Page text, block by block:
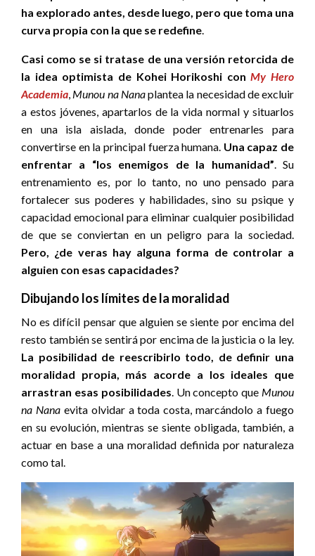
ha explorado antes, desde luego, pero que toma una
curva propia con la que se redefine.
Casi como se si tratase de una versión retorcida de
la idea optimista de Kohei Horikoshi conMy Hero
Academia, Munou na Nanaplantea la necesidad de excluir
a estos jóvenes, apartarlos de la vida normal y situarlos
en una isla aislada, donde poder entrenarles para
convertirse en la principal fuerza humana. Una capaz de
enfrentar a “los enemigos de la humanidad”. Su
entrenamiento es, por lo tanto, no uno pensado para
fortalecer sus poderes y habilidades, sino su psique y
capacidad emocional para eliminar cualquier posibilidad
de que se conviertan en un peligro para la sociedad.
Pero, ¿de veras hay alguna forma de controlar a
alguien con esas capacidades?
Dibujando los límites de la moralidad
No es difícil pensar que alguien se siente por encima del
resto también se sentirá por encima de la justicia o la ley.
La posibilidad de reescribirlo todo, de definir una
moralidad propia, más acorde a los ideales que
arrastran esas posibilidades. Un concepto que Munou
na Nanaevita olvidar a toda costa, marcándolo a fuego
en su evolución, mientras se siente obligada, también, a
actuar en base a una moralidad definida por naturaleza
como tal.